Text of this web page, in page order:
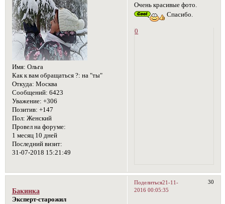
Имя: Ольга
Как к вам обращаться ?: на "ты"
Откуда: Москва
Сообщений: 6423
Уважение: +306
Позитив: +147
Пол: Женский
Провел на форуме:
1 месяц 10 дней
Последний визит:
31-07-2018 15:21:49
Очень красивые фото.
Спасибо.
0
Поделиться 30
21-11-
2016 00:05:35
Бакинка
Эксперт-старожил